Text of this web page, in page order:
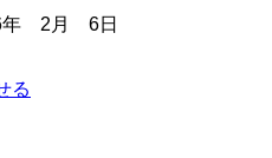
年 2月 6日
る